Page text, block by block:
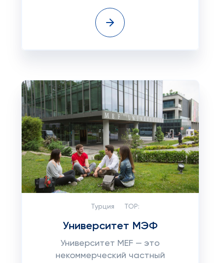
Турция TOP:
Университет МЭФ
Университет MEF — это
некоммерческий частный